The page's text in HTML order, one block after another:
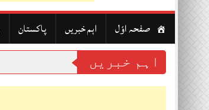
صفحہ اوّل اہم خبریں پاکستان
اہم خبریں